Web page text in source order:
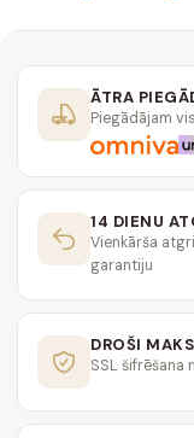
ĀTRA
Piegādājam
14 DIENU
Vienkārša
garantiju
DROŠI
SSL